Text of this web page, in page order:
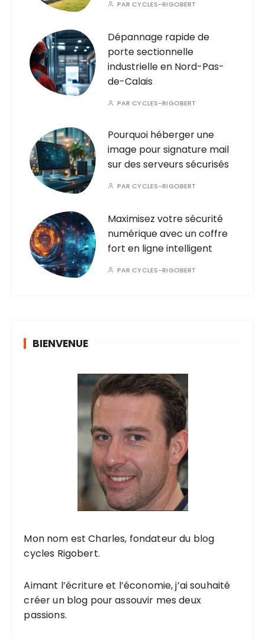
PAR CYCLES-RIGOBERT
Dépannage rapide de
porte sectionnelle
industrielle en Nord-Pas-
de-Calais
PAR CYCLES-RIGOBERT
Pourquoi héberger une
image pour signature mail
sur des serveurs sécurisés
PAR CYCLES-RIGOBERT
Maximisez votre sécurité
numérique avec un coffre
fort en ligne intelligent
PAR CYCLES-RIGOBERT
BIENVENUE
Mon nom est Charles, fondateur du blog
cycles Rigobert.
Aimant l’écriture et l’économie, j’ai souhaité
créer un blog pour assouvir mes deux
passions.